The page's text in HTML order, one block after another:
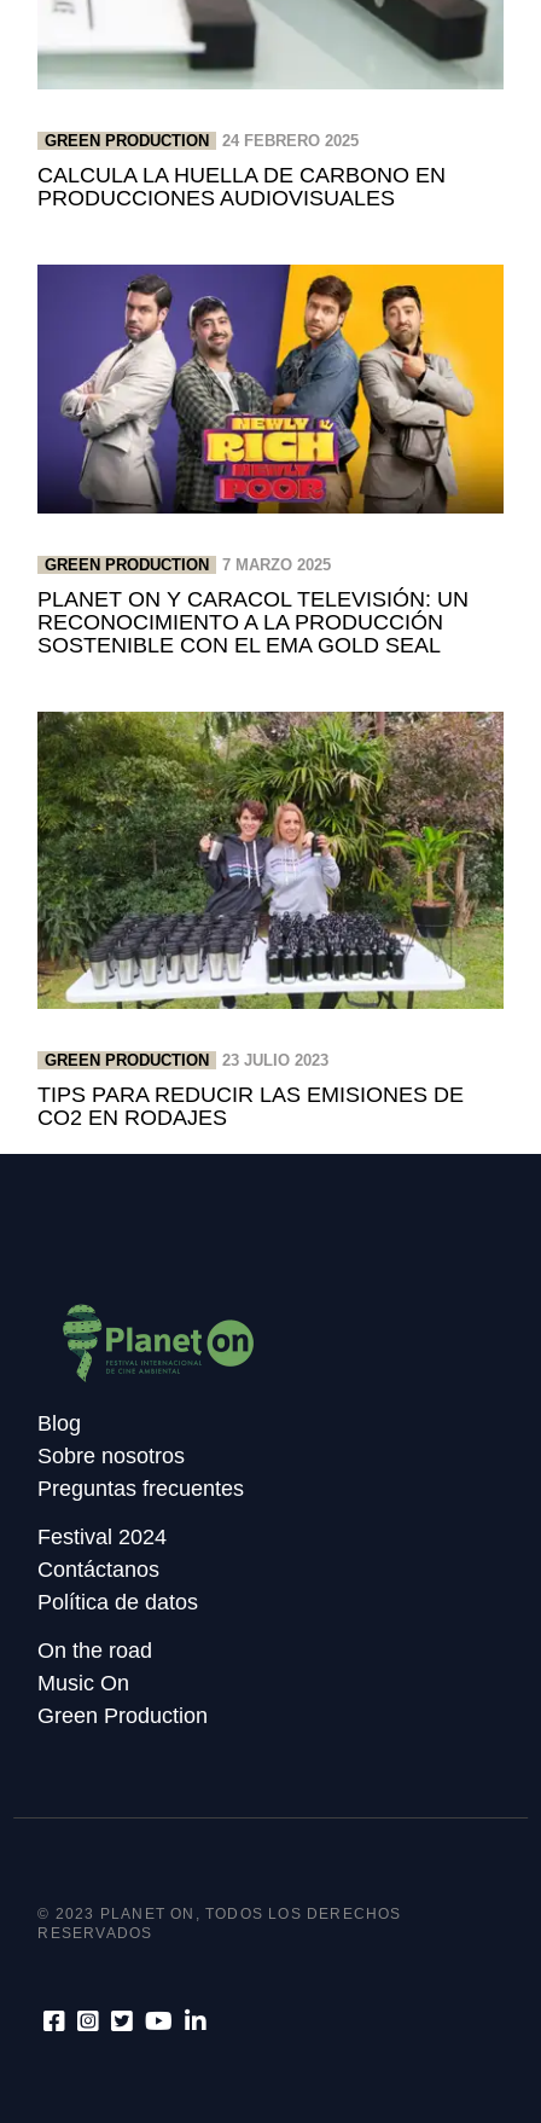
GREEN PRODUCTION 24 FEBRERO 2025
CALCULA LA HUELLA DE CARBONO EN
PRODUCCIONES AUDIOVISUALES
GREEN PRODUCTION 7 MARZO 2025
PLANET ON Y CARACOL TELEVISIÓN: UN
RECONOCIMIENTO A LA PRODUCCIÓN
SOSTENIBLE CON EL EMA GOLD SEAL
GREEN PRODUCTION 23 JULIO 2023
TIPS PARA REDUCIR LAS EMISIONES DE
CO2 EN RODAJES
Blog
Sobre nosotros
Preguntas frecuentes
Festival 2024
Contáctanos
Política de datos
On the road
Music On
Green Production
© 2023 PLANET ON, TODOS LOS DERECHOS
RESERVADOS